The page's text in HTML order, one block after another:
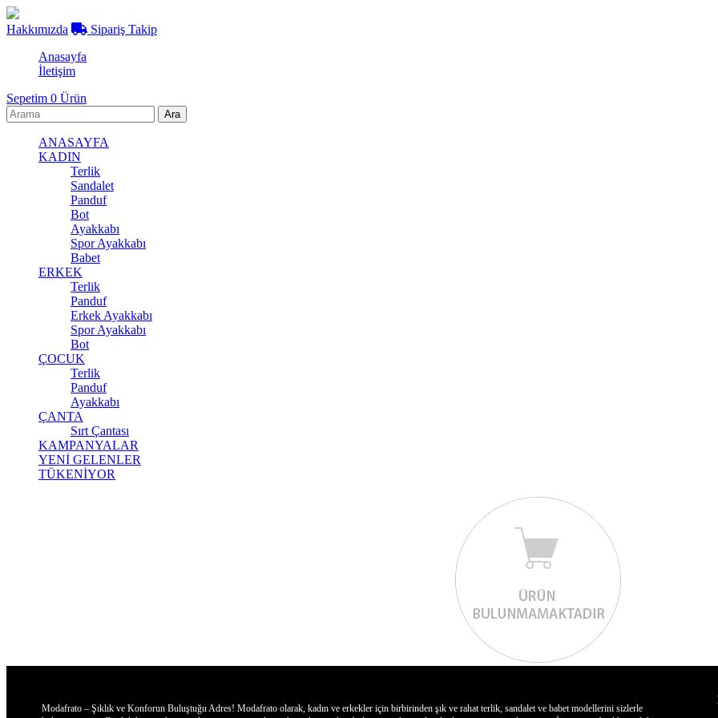
Hakkımızda
Sipariş Takip
Anasayfa
İletişim
Sepetim 0 Ürün
ANASAYFA
KADIN
Terlik
Sandalet
Panduf
Bot
Ayakkabı
Spor Ayakkabı
Babet
ERKEK
Terlik
Panduf
Erkek Ayakkabı
Spor Ayakkabı
Bot
ÇOCUK
Terlik
Panduf
Ayakkabı
ÇANTA
Sırt Çantası
KAMPANYALAR
YENİ GELENLER
TÜKENİYOR
Modafrato – Şıklık ve Konforun Buluştuğu Adres! Modafrato olarak, kadın ve erkekler için birbirinden şık ve rahat terlik, sandalet ve babet modellerini sizlerle